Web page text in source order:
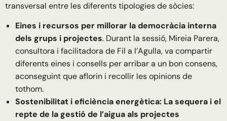
transversal entre les diferents tipologies de sòcies:
Eines i recursos per millorar la democràcia interna
dels grups i projectes. Durant la sessió, Mireia Parera,
consultora i facilitadora de Fil a l’Agulla, va compartir
diferents eines i consells per arribar a un bon consens,
aconseguint que aflorin i recollir les opinions de
tothom.
Sostenibilitat i eficiència energètica: La sequera i el
repte de la gestió de l’aigua als projectes